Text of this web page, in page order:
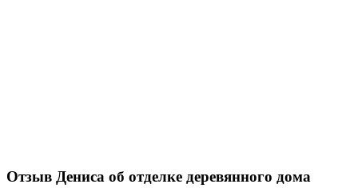
Отзыв Дениса об отделке деревянного дома